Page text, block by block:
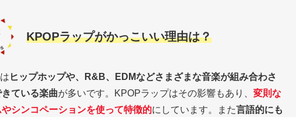
KPOPラップがかっこいい理由は？
ヒップホップや、R&B、EDMなどさまざまな音楽が組み合わさ
きている楽曲が多いです。KPOPラップはその影響もあり、 変則な
やシンコペーションを使って特徴的にしています。また言語的にも